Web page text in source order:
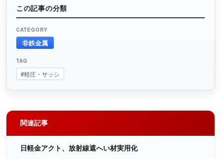
この記事の分類
CATEGORY
非鉄金属
TAG
#軽圧・サッシ
関連記事
日軽金アクト、放射線遮へい材実用化